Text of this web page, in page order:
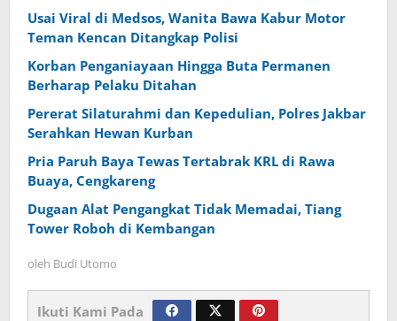
Usai Viral di Medsos, Wanita Bawa Kabur Motor
Teman Kencan Ditangkap Polisi
Korban Penganiayaan Hingga Buta Permanen
Berharap Pelaku Ditahan
Pererat Silaturahmi dan Kepedulian, Polres Jakbar
Serahkan Hewan Kurban
Pria Paruh Baya Tewas Tertabrak KRL di Rawa
Buaya, Cengkareng
Dugaan Alat Pengangkat Tidak Memadai, Tiang
Tower Roboh di Kembangan
oleh Budi Utomo
Ikuti Kami Pada